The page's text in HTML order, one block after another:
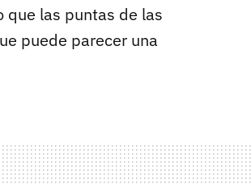
que las puntas de las
puede parecer una